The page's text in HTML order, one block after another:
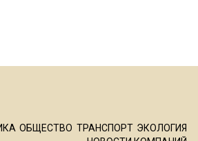
ОБЩЕСТВО ТРАНСПОРТ ЭКОЛОГИЯ